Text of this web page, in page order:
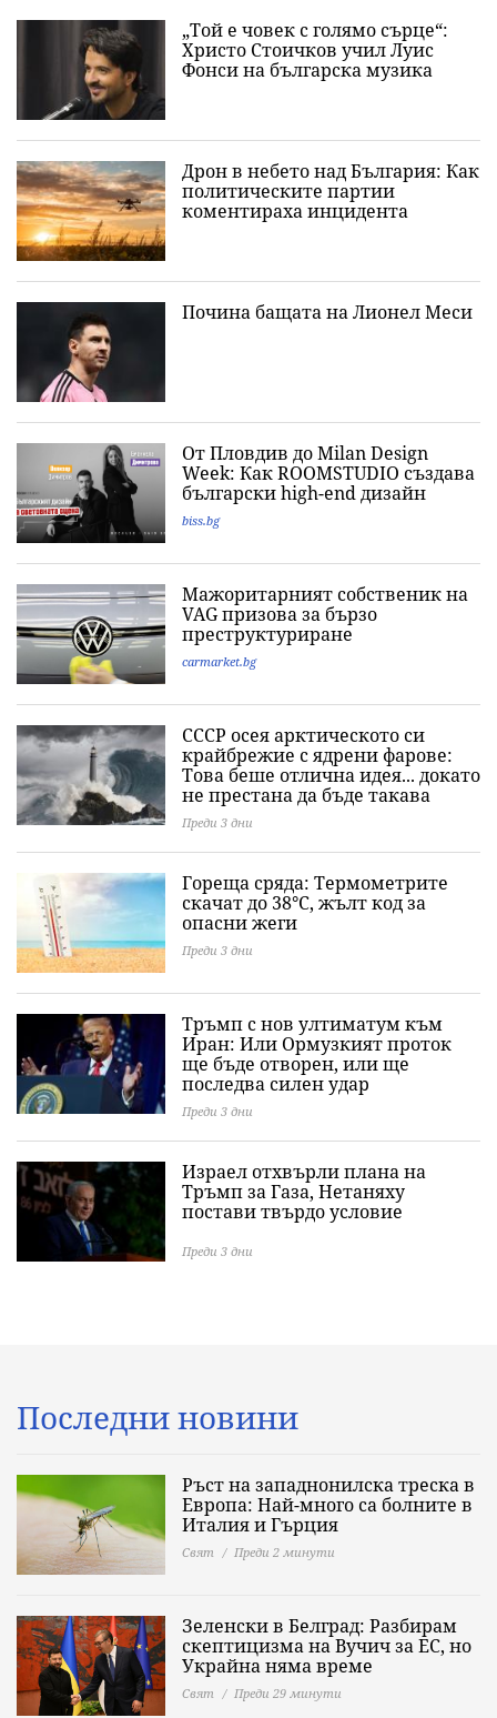
„Той е човек с голямо сърце“:
Христо Стоичков учил Луис
Фонси на българска музика
Дрон в небето над България: Как
политическите партии
коментираха инцидента
Почина бащата на Лионел Меси
От Пловдив до Milan Design
Week: Как ROOMSTUDIO създава
български high-end дизайн
biss.bg
Мажоритарният собственик на
VAG призова за бързо
преструктуриране
carmarket.bg
СССР осея арктическото си
крайбрежие с ядрени фарове:
Това беше отлична идея... докато
не престана да бъде такава
Преди 3 дни
Гореща сряда: Термометрите
скачат до 38°C, жълт код за
опасни жеги
Преди 3 дни
Тръмп с нов ултиматум към
Иран: Или Ормузкият проток
ще бъде отворен, или ще
последва силен удар
Преди 3 дни
Израел отхвърли плана на
Тръмп за Газа, Нетаняху
постави твърдо условие
Преди 3 дни
Последни новини
Ръст на западнонилска треска в
Европа: Най-много са болните в
Италия и Гърция
Свят Преди 2 минути
Зеленски в Белград: Разбирам
скептицизма на Вучич за ЕС, но
Украйна няма време
Свят Преди 29 минути